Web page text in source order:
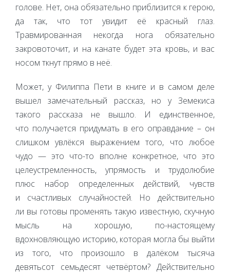
голове. Нет, она обязательно приблизится к герою,
да так, что тот увидит её красный глаз.
Травмированная некогда нога обязательно
закровоточит, и на канате будет эта кровь, и вас
носом ткнут прямо в неё.
Может, у Филиппа Пети в книге и в самом деле
вышел замечательный рассказ, но у Земекиса
такого рассказа не вышло. И единственное,
что получается придумать в его оправдание – он
слишком увлёкся выражением того, что любое
чудо — это что-то вполне конкретное, что это
целеустремленность, упрямость и трудолюбие
плюс набор определенных действий, чувств
и счастливых случайностей. Но действительно
ли вы готовы променять такую известную, скучную
мысль на хорошую, по-настоящему
вдохновляющую историю, которая могла бы выйти
из того, что произошло в далёком тысяча
девятьсот семьдесят четвёртом? Действительно